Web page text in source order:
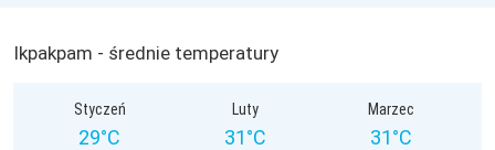
Ikpakpam - średnie temperatury
Styczeń
29°C
Luty
31°C
Marzec
31°C